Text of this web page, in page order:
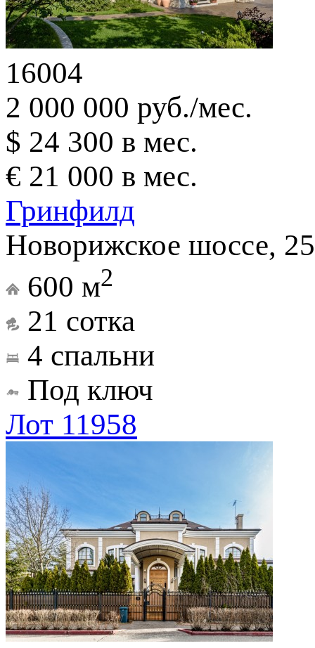
16004
2 000 000 руб./мес.
$ 24 300 в мес.
€ 21 000 в мес.
Гринфилд
Новорижское шоссе,
600 м2
21 сотка
4 спальни
Под ключ
Лот 11958